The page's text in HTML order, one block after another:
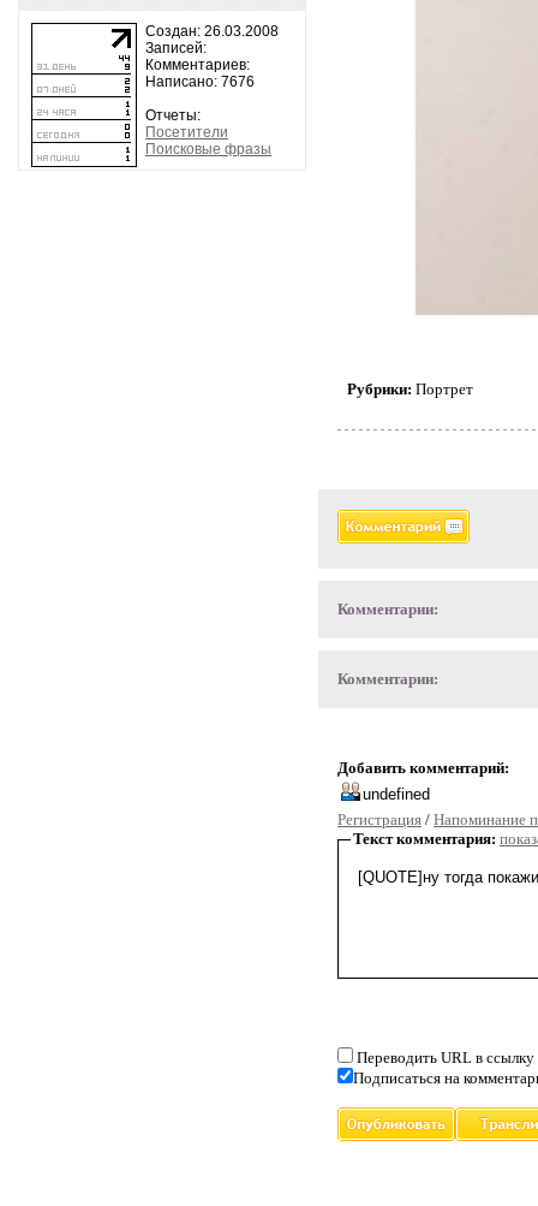
Создан: 26.03.2008
Записей:
Комментариев:
Написано: 7676
Отчеты:
Посетители
Поисковые фразы
Рубрики: Портрет
Комментарии:
Комментарии:
Добавить комментарий:
Регистрация / Напоминание
Текст комментария:
Переводить URL в ссылку
Подписаться на